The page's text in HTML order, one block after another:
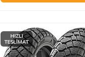
HIZLI
TESLİMAT